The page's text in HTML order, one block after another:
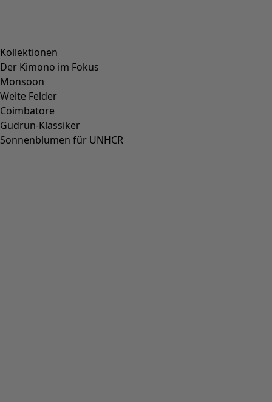
Kollektionen
Der Kimono im Fokus
Monsoon
Weite Felder
Coimbatore
Gudrun-Klassiker
Sonnenblumen für UNHCR